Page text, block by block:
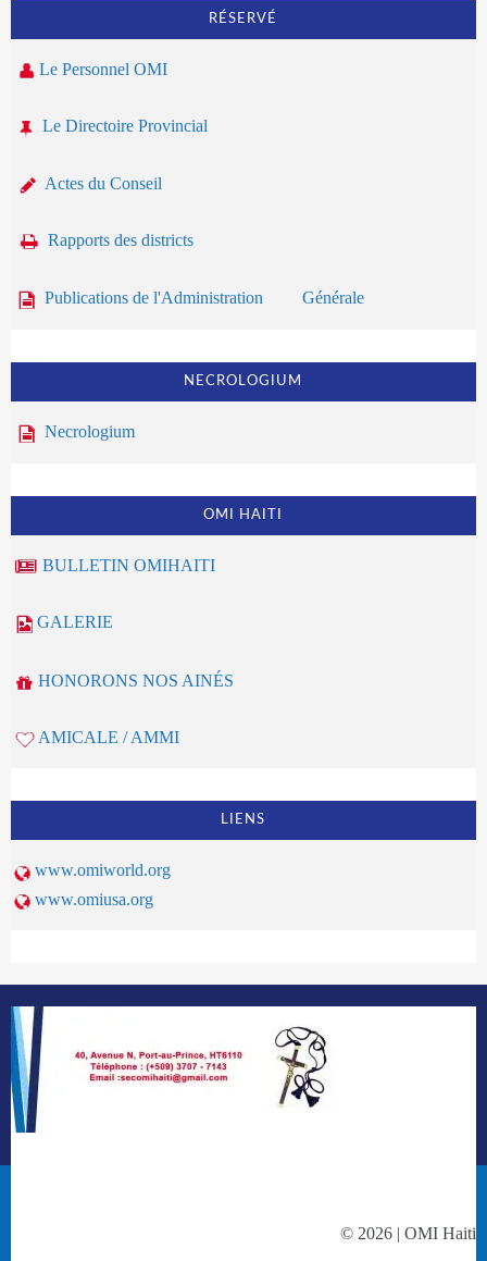
RÉSERVÉ
Le Personnel OMI
Le Directoire Provincial
Actes du Conseil
Rapports des districts
Publications de l'Administration Générale
NECROLOGIUM
Necrologium
OMI HAITI
BULLETIN OMIHAITI
GALERIE
HONORONS NOS AINÉS
AMICALE / AMMI
LIENS
www.omiworld.org
www.omiusa.org
© 2026 | OMI Haiti